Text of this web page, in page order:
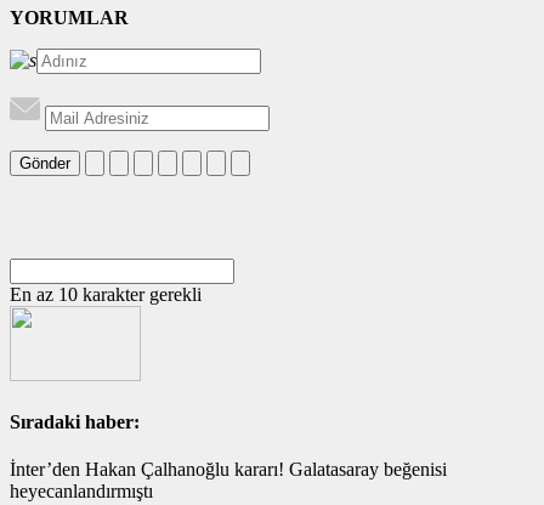
YORUMLAR
Gönder
En az 10 karakter gerekli
Sıradaki haber:
İnter’den Hakan Çalhanoğlu kararı! Galatasaray beğenisi
heyecanlandırmıştı